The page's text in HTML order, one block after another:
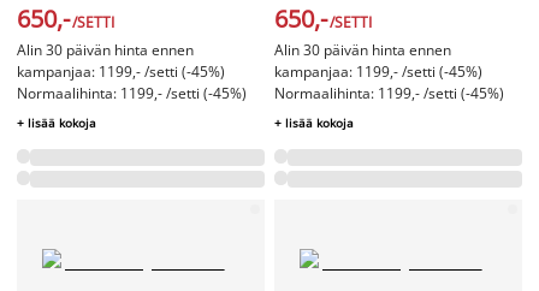
650,-/SETTI
Alin 30 päivän hinta ennen
kampanjaa: 1199,- /setti (-45%)
Normaalihinta: 1199,- /setti (-45%)
+ lisää kokoja
650,-/SETTI
Alin 30 päivän hinta ennen
kampanjaa: 1199,- /setti (-45%)
Normaalihinta: 1199,- /setti (-45%)
+ lisää kokoja